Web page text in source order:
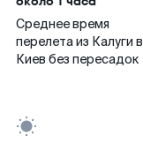
Среднее время
перелета из Калуги в
Киев без пересадок